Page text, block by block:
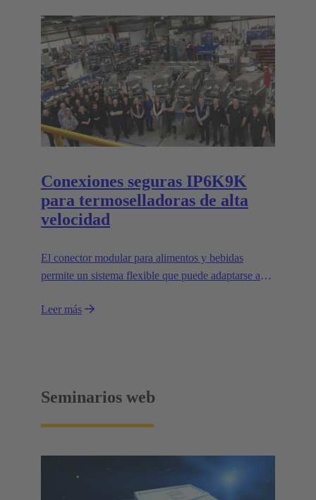
Conexiones seguras IP6K9K
para termoselladoras de alta
velocidad
El conector modular para alimentos y bebidas
permite un sistema flexible que puede adaptarse a
máquinas modulares.
Leer más
Seminarios web